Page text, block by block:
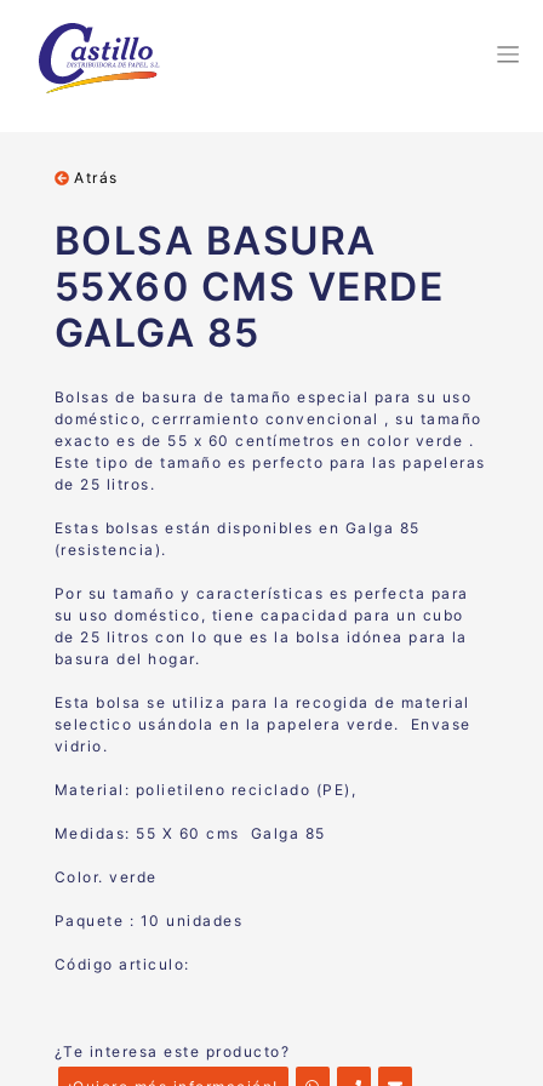
Atrás
BOLSA BASURA
55X60 CMS VERDE
GALGA 85
Bolsas de basura de tamaño especial para su uso
doméstico, cerrramiento convencional , su tamaño
exacto es de 55 x 60 centímetros en color verde .
Este tipo de tamaño es perfecto para las papeleras
de 25 litros.
Estas bolsas están disponibles en Galga 85
(resistencia).
Por su tamaño y características es perfecta para
su uso doméstico, tiene capacidad para un cubo
de 25 litros con lo que es la bolsa idónea para la
basura del hogar.
Esta bolsa se utiliza para la recogida de material
selectico usándola en la papelera verde. Envase
vidrio.
Material: polietileno reciclado (PE),
Medidas: 55 X 60 cms Galga 85
Color. verde
Paquete : 10 unidades
Código articulo:
¿Te interesa este producto?